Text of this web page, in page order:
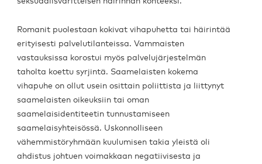
Romanit puolestaan kokivat vihapuhetta tai häirintää
erityisesti palvelutilanteissa. Vammaisten
vastauksissa korostui myös palvelujärjestelmän
taholta koettu syrjintä. Saamelaisten kokema
vihapuhe on ollut usein osittain poliittista ja liittynyt
saamelaisten oikeuksiin tai oman
saamelaisidentiteetin tunnustamiseen
saamelaisyhteisössä. Uskonnolliseen
vähemmistöryhmään kuulumisen takia yleistä oli
ahdistus johtuen voimakkaan negatiivisesta ja